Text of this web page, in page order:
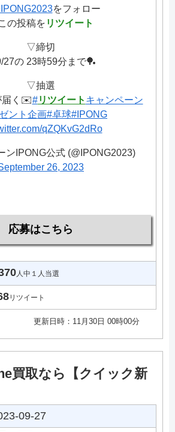
をフォロー
の投稿を リツイート
▽締切
27の 23時59分まで🏓
▽抽選
届く✉️#リツイート キャンペーン
ント企画#卓球#IPONG
qZQKvG2dRo
IPONG公式 (@IPONG2023)
26, 2023
応募はこちら
人中１人当選
リツイート
更新日時：11月30日 00時00分
買取なら【クイック新
09-27